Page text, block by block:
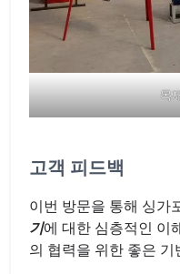
목
고객 피드백
이번 방문을 통해 싱가
기에 대한 심층적인 이
의 협력을 위한 좋은